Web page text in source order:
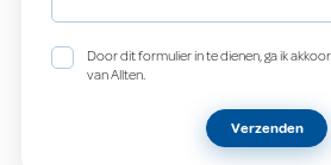
Door dit formulier in te dienen, ga ik
van Allten.
Verzenden